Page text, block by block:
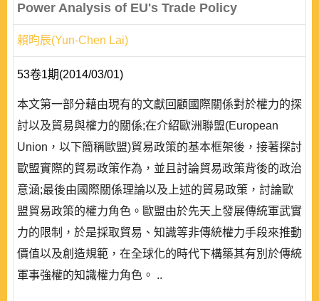
Power Analysis of EU's Trade Policy
賴昀辰(Yun-Chen Lai)
53卷1期(2014/03/01)
本文第一部分藉由現有的文獻回顧國際關係對於權力的探
討以及貿易與權力的關係;在介紹歐洲聯盟(European
Union，以下簡稱歐盟)貿易政策的基本框架後，接著探討
歐盟實際的貿易政策作為，並且討論貿易政策背後的政治
意涵;最後由國際關係理論以及上述的貿易政策，討論歐
盟貿易政策的權力角色。歐盟由於先天上發展傳統軍武實
力的限制，於是採取貿易、知識等非傳統權力手段來推動
價值以及創造規範，在全球化的時代下構築其有別於傳統
軍事強權的知識權力角色。 ..